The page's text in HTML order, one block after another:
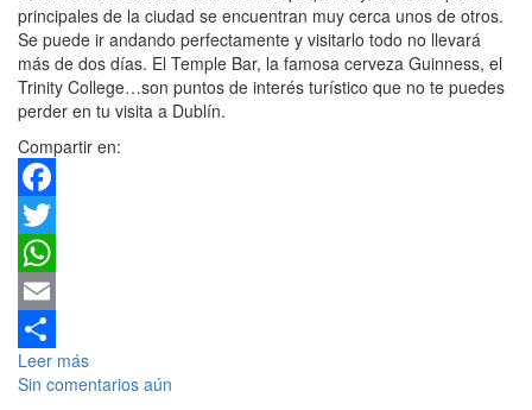
principales de la ciudad se encuentran muy cerca unos de otros.
Se puede ir andando perfectamente y visitarlo todo no llevará
más de dos días. El Temple Bar, la famosa cerveza Guinness, el
Trinity College…son puntos de interés turístico que no te puedes
perder en tu visita a Dublín.
Compartir en:
Facebook
Twitter
WhatsApp
Email
Compartir
Leer más
Sin comentarios aún